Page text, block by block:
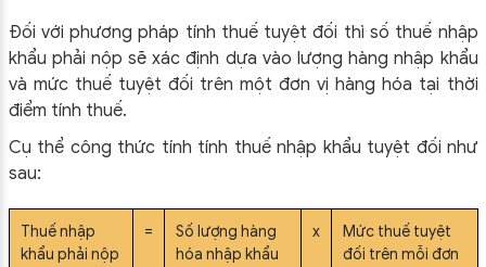
Đối với phương pháp tính thuế tuyệt đối thì số thuế nhập
khẩu phải nộp sẽ xác định dựa vào lượng hàng nhập khẩu
và mức thuế tuyệt đối trên một đơn vị hàng hóa tại thời
điểm tính thuế.
Cụ thể công thức tính tính thuế nhập khẩu tuyệt đối như
sau:
Thuế nhập
khẩu phải nộp
=
Số lượng hàng
hóa nhập khẩu
x
Mức thuế tuyệt
đối trên mỗi đơn